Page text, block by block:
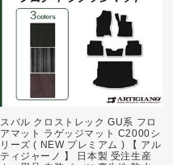
スバル クロストレック GU系 フロ
アマット ラゲッジマット C2000シ
リーズ ( NEW プレミアム ) 【 アル
ティジャーノ 】 日本製 受注生産